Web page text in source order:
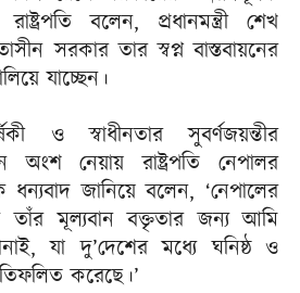
বলেন, প্রধানমন্ত্রী শেখ
সরকার তার স্বপ্ন বাস্তবায়নের
যাচ্ছেন।
ও স্বাধীনতার সুবর্ণজয়ন্তীর
অংশ নেয়ায় রাষ্ট্রপতি নেপালর
ধন্যবাদ জানিয়ে বলেন, ‘নেপালের
তাঁর মূল্যবান বক্তৃতার জন্য আমি
যা দু’দেশের মধ্যে ঘনিষ্ঠ ও
করেছে।’